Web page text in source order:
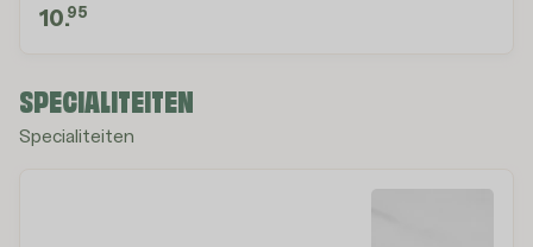
10.95
SPECIALITEITEN
Specialiteiten